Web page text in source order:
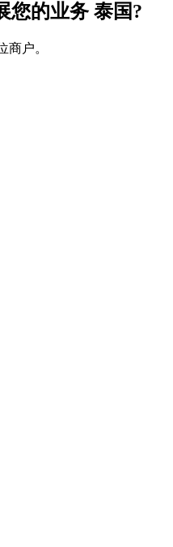
您的业务 泰国?
商户。